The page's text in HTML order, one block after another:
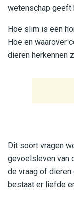
wetenschap geeft
Hoe slim is een
Hoe en waarover
dieren herkennen
Dit soort vragen
gevoelsleven van
de vraag of
bestaat er liefde